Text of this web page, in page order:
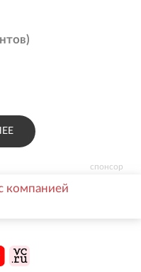
спонсор
компанией